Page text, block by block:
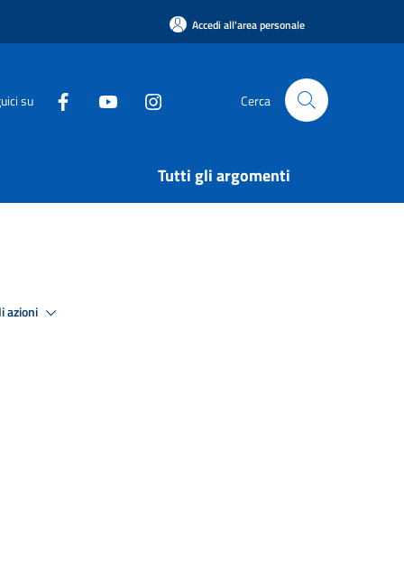
Accedi all'area personale
su Cerca
Tutti gli argomenti
azioni